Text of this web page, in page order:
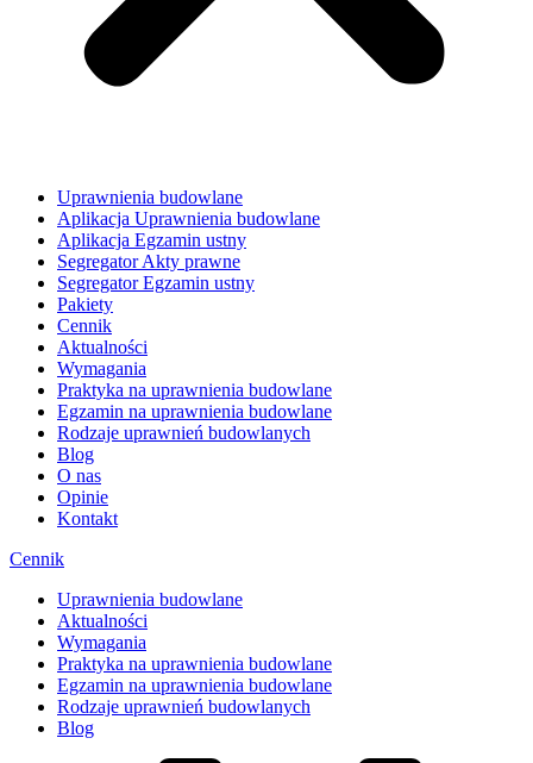
Uprawnienia budowlane
Aplikacja Uprawnienia budowlane
Aplikacja Egzamin ustny
Segregator Akty prawne
Segregator Egzamin ustny
Pakiety
Cennik
Aktualności
Wymagania
Praktyka na uprawnienia budowlane
Egzamin na uprawnienia budowlane
Rodzaje uprawnień budowlanych
Blog
O nas
Opinie
Kontakt
Cennik
Uprawnienia budowlane
Aktualności
Wymagania
Praktyka na uprawnienia budowlane
Egzamin na uprawnienia budowlane
Rodzaje uprawnień budowlanych
Blog